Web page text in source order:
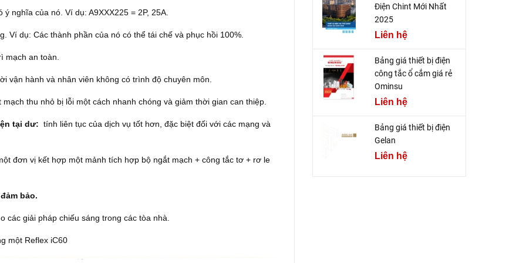
ý nghĩa của nó. Ví dụ: A9XXX225 = 2P, 25A.
Ví dụ: Các thành phần của nó có thể tái chế và phục hồi 100%.
mạch an toàn.
vận hành và nhân viên không có trình độ chuyên môn.
thu nhỏ bị lỗi một cách nhanh chóng và giảm thời gian can thiệp.
tại dư: tính liên tục của dịch vụ tốt hơn, đặc biệt đối với các mạng và
đơn vị kết hợp một mảnh tích hợp bộ ngắt mạch + công tắc tơ + rơ le
bảo.
các giải pháp chiếu sáng trong các tòa nhà.
một Reflex iC60
Điện Chint Mới Nhất
2025
Liên hệ
Bảng giá thiết bị điện
công tắc ổ cắm giá rẻ
Ominsu
Liên hệ
Bảng giá thiết bị điện
Gelan
Liên hệ